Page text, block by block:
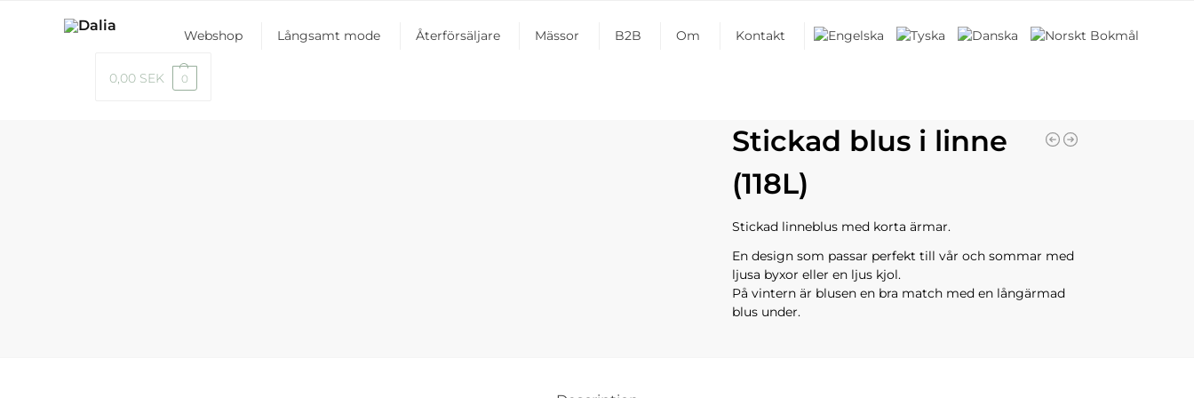
Webshop Långsamt mode Återförsäljare Mässor B2B Om Kontakt
0,00 SEK 0
Stickad blus i linne
(118L)
Stickad linneblus med korta ärmar.
En design som passar perfekt till vår och sommar med
ljusa byxor eller en ljus kjol.
På vintern är blusen en bra match med en långärmad
blus under.